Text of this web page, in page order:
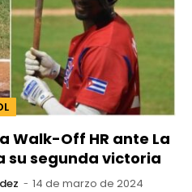
Walk-Off HR ante La
su segunda victoria
14 de marzo de 2024